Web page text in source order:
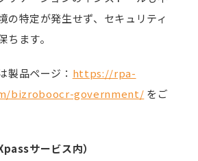
の特定が発生せず、セキュリティ
ます。
製品ページ： https://rpa-
bizroboocr-government/ をご
サービス内）